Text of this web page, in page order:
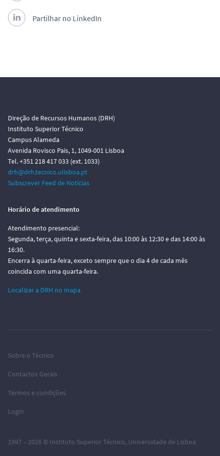
Partilhar no LinkedIn
Direção de Recursos Humanos (DRH)
Instituto Superior Técnico
Campus Alameda
Avenida Rovisco Pais, 1, 1049-001 Lisboa
Tel. +351 218 417 033 (ext. 1033)
drh@drh.tecnico.ulisboa.pt
Subscrever Feed de Notícias
Horário de atendimento
Atendimento presencial:
Segunda, terça, quinta e sexta-feira, das 10:00 às 12:30 e das 14:00 às
16:30.
Encerra à quarta-feira, exceto sempre que o dia 4 de cada mês
coincida com uma quarta-feira.
Localizar a DRH no mapa
Sobre o Técnico
Contactos Gerais
Termos e condições
Login
1997 – 2026 © Instituto Superior Técnico, Universidade de Lisboa